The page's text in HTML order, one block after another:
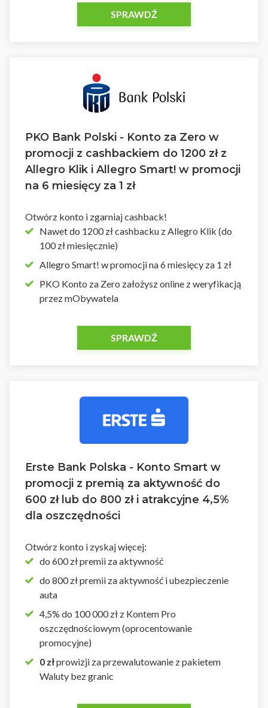
SPRAWDŹ
PKO Bank Polski - Konto za Zero w
promocji z cashbackiem do 1200 zł z
Allegro Klik i Allegro Smart! w promocji
na 6 miesięcy za 1 zł
Otwórz konto i zgarniaj cashback!
Nawet do 1200 zł cashbacku z Allegro Klik (do
100 zł miesięcznie)
Allegro Smart! w promocji na 6 miesięcy za 1 zł
PKO Konto za Zero założysz online z weryfikacją
przez mObywatela
SPRAWDŹ
Erste Bank Polska - Konto Smart w
promocji z premią za aktywność do
600 zł lub do 800 zł i atrakcyjne 4,5%
dla oszczędności
Otwórz konto i zyskaj więcej:
do 600 zł premii za aktywność
do 800 zł premii za aktywność i ubezpieczenie
auta
4,5% do 100 000 zł z Kontem Pro
oszczędnościowym (oprocentowanie
promocyjne)
0 złprowizji za przewalutowanie z pakietem
Waluty bez granic